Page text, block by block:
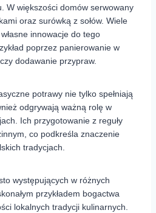
W większości domów serwowany
oraz surówką z sołów. Wiele
innowacje do tego
poprzez panierowanie w
dodawanie przypraw.
potrawy nie tylko spełniają
odgrywają ważną rolę w
Ich przygotowanie z reguły
co podkreśla znaczenie
tradycjach.
występujących w różnych
przykładem bogactwa
lokalnych tradycji kulinarnych.